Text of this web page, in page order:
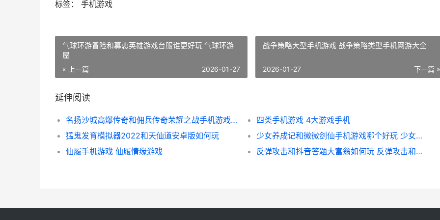
标签： 手机游戏
气球环游冒险和募恋英雄游戏台服谁更好玩 气球环游
屋
« 上一篇 2026-01-27
战争策略大型手机游戏 战争策略类型手机网游大全
下一篇 »
2026-01-27
延伸阅读
名扬沙城高爆传奇和佣兵传奇荣耀之战手机游戏哪个好 名扬沙城有多少版本
四类手机游戏 4大游戏手机
猛鬼发育模拟器2022和天仙道安卓版如何玩
少女养成记和微微剑仙手机游戏哪个好玩 少女养成记无限金币版
仙履手机游戏 仙履情缘游戏
反弹攻击和抖音答题大富翁如何玩 反弹攻击和抖音的关系